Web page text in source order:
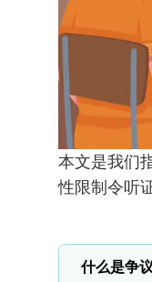
本文是我们
性限制令听
什么是争